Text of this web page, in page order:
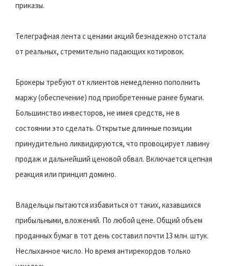
приказы.
Телеграфная лента с ценами акций безнадежно отстала
от реальных, стремительно падающих котировок.
Брокеры требуют от клиентов немедленно пополнить
маржу (обеспечение) под приобретенные ранее бумаги.
Большинство инвесторов, не имея средств, не в
состоянии это сделать. Открытые длинные позиции
принудительно ликвидируются, что провоцирует лавину
продаж и дальнейший ценовой обвал. Включается цепная
реакция или принцип домино.
Владельцы пытаются избавиться от таких, казавшихся
прибыльными, вложений. По любой цене. Общий объем
проданных бумаг в тот день составил почти 13 млн. штук.
Неслыханное число. Но время антирекордов только